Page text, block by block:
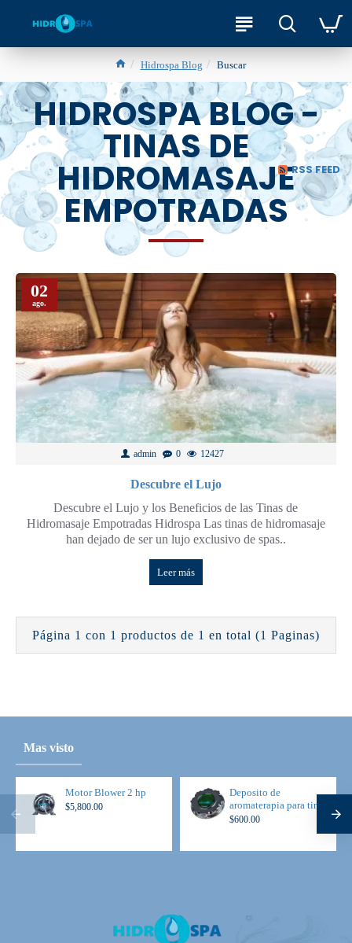
Hidrospa Blog Buscar
HIDROSPA BLOG -
TINAS DE
HIDROMASAJE
EMPOTRADAS
RSS FEED
02
ago.
admin 0 12427
Descubre el Lujo
Descubre el Lujo y los Beneficios de las Tinas de
Hidromasaje Empotradas Hidrospa Las tinas de hidromasaje
han dejado de ser un lujo exclusivo de spas..
Leer más
Página 1 con 1 productos de 1 en total (1 Paginas)
Mas visto
Motor Blower 2 hp
$5,800.00
Deposito de
aromaterapia para tina
$600.00